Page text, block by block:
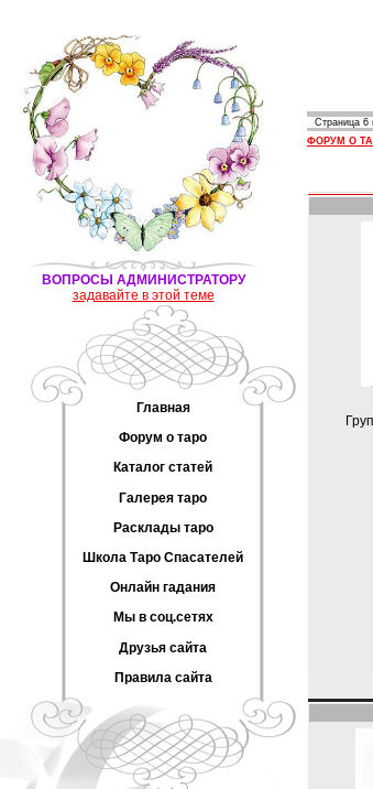
ВОПРОСЫ АДМИНИСТРАТОРУ
задавайте в этой теме
Главная
Форум о таро
Каталог статей
Галерея таро
Расклады таро
Школа Таро Спасателей
Онлайн гадания
Мы в соц.сетях
Друзья сайта
Правила сайта
Страница 6
ФОРУМ О